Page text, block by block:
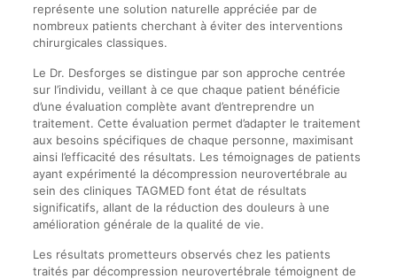
représente une solution naturelle appréciée par de
nombreux patients cherchant à éviter des interventions
chirurgicales classiques.
Le Dr. Desforges se distingue par son approche centrée
sur l’individu, veillant à ce que chaque patient bénéficie
d’une évaluation complète avant d’entreprendre un
traitement. Cette évaluation permet d’adapter le traitement
aux besoins spécifiques de chaque personne, maximisant
ainsi l’efficacité des résultats. Les témoignages de patients
ayant expérimenté la décompression neurovertébrale au
sein des cliniques TAGMED font état de résultats
significatifs, allant de la réduction des douleurs à une
amélioration générale de la qualité de vie.
Les résultats prometteurs observés chez les patients
traités par décompression neurovertébrale témoignent de